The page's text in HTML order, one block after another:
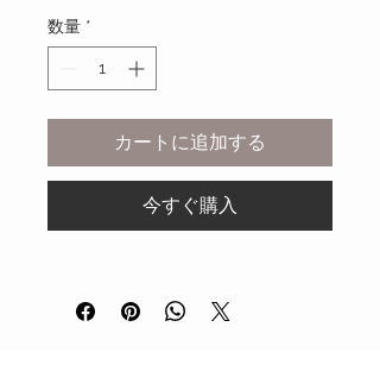
数量 *
カートに追加する
今すぐ購入